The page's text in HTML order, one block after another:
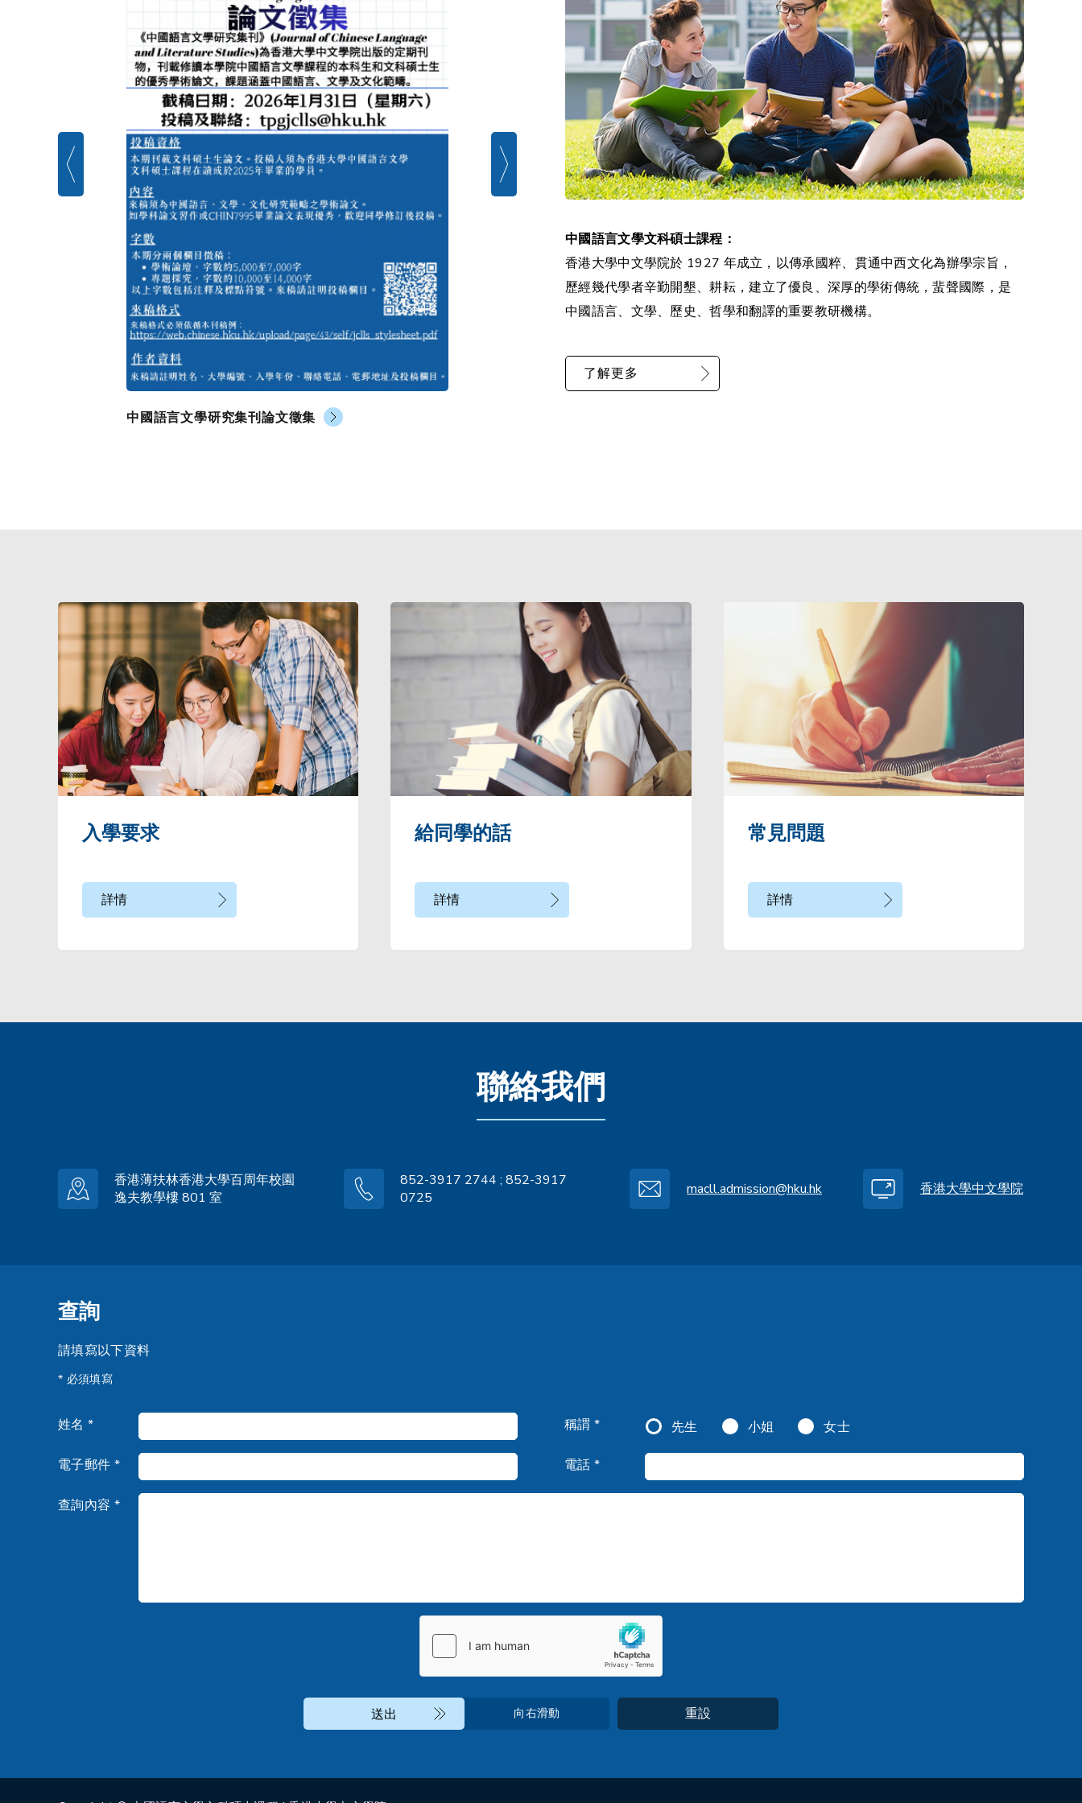
中國語言文學研究集刊論文徵集
中國語言文學文科碩士課程：
香港大學中文學院於 1927 年成立，以傳承國粹、貫通中西文化為辦學宗旨，
歷經幾代學者辛勤開墾、耕耘，建立了優良、深厚的學術傳統，蜚聲國際，是
中國語言、文學、歷史、哲學和翻譯的重要教研機構。
了解更多
入學要求
詳情
給同學的話
詳情
常見問題
詳情
聯絡我們
香港薄扶林香港大學百周年校園
逸夫教學樓 801 室
852-3917 2744 ; 852-3917
0725
macll.admission@hku.hk 香港大學中文學院
查詢
請填寫以下資料
* 必須填寫
姓名 * 稱謂 * 先生 小姐 女士
電子郵件 * 電話 *
查詢內容 *
送出 向右滑動 重設